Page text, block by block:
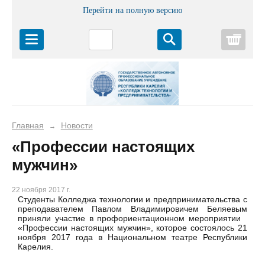
Перейти на полную версию
Главная → Новости
«Профессии настоящих
мужчин»
22 ноября 2017 г.
Студенты Колледжа технологии и предпринимательства с
преподавателем Павлом Владимировичем Беляевым
приняли участие в профориентационном мероприятии
«Профессии настоящих мужчин», которое состоялось 21
ноября 2017 года в Национальном театре Республики
Карелия.